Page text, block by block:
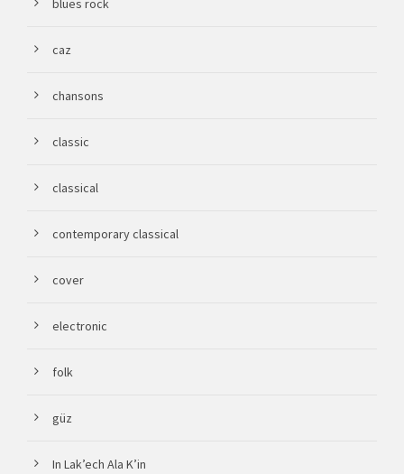
blues rock
caz
chansons
classic
classical
contemporary classical
cover
electronic
folk
güz
In Lak’ech Ala K’in